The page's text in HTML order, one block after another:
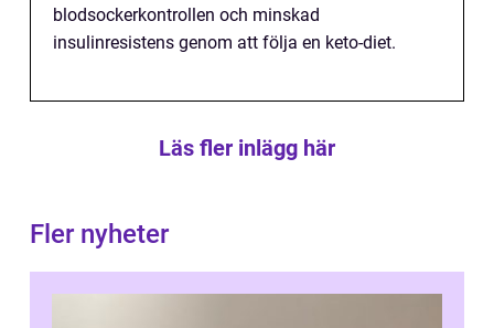
blodsockerkontrollen och minskad
insulinresistens genom att följa en keto-diet.
Läs fler inlägg här
Fler nyheter